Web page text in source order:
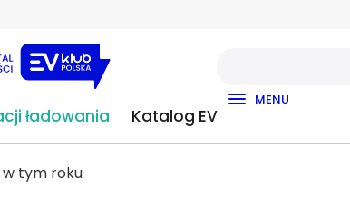
ładowania Katalog EV
MENU
tym roku